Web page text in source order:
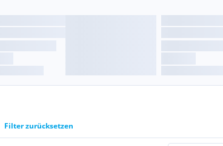
Filter zurücksetzen